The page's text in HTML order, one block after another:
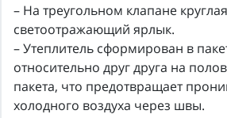
– На треугольном клапане
светоотражающий ярлык.
– Утеплитель сформирован в
относительно друг друга на
пакета, что предотвращает
холодного воздуха через швы.